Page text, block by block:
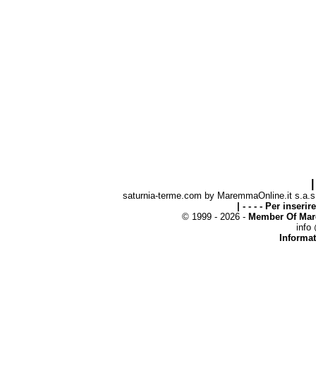
saturnia-terme.com by MaremmaOnline.it
| - - - - Per
© 1999 - 2026 - Member Of
info